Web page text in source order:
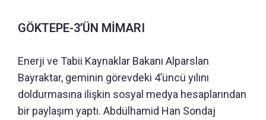
GÖKTEPE-3’ÜN MİMARI
Enerji ve Tabii Kaynaklar Bakanı Alparslan
Bayraktar, geminin görevdeki 4’üncü yılını
doldurmasına ilişkin sosyal medya hesaplarından
bir paylaşım yaptı. Abdülhamid Han Sondaj